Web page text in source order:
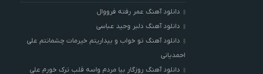
دانلود آهنگ عمر رفته فرووال
دانلود آهنگ دلبر وحید عباسی
دانلود آهنگ تو خواب و بیداریتم خیرمات چشمانتم علی
احمدیانی
دانلود آهنگ روزگار بیا مردم واسه قلب ترک خورم علی